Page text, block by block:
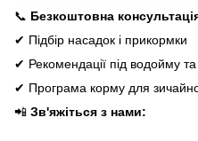
📞 Безкоштовна
✔ Підбір насадок і прикормки
✔ Рекомендації під водойму
✔ Програма корму для
📲 Зв'яжіться з нами: